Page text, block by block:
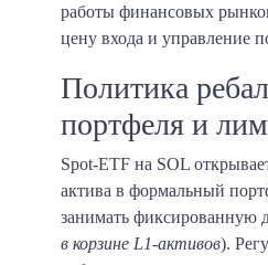
работы финансовых
цену входа и управление
Политика
портфеля и
Spot-ETF на SOL
актива в формальный
занимать фиксированную
в корзине L1-активов).